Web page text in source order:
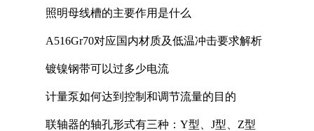
照明母线槽的主要作用是什么
A516Gr70对应国内材质及低温冲击要求解析
镀镍钢带可以过多少电流
计量泵如何达到控制和调节流量的目的
联轴器的轴孔形式有三种：Y型、J型、Z型